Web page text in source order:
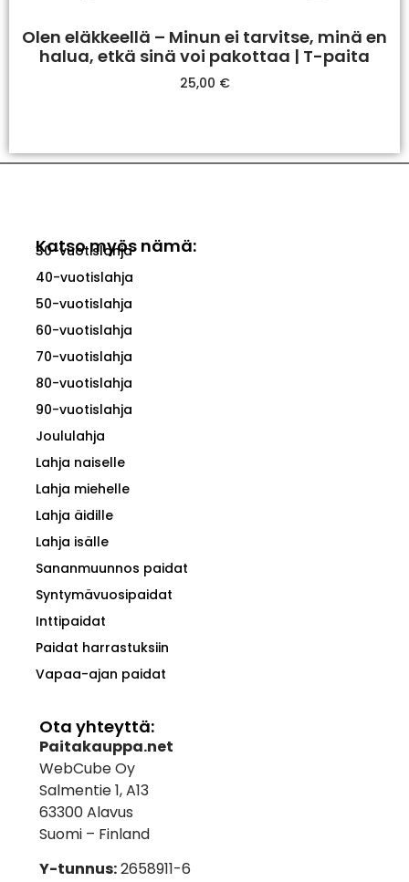
Olen eläkkeellä – Minun ei tarvitse, minä en
halua, etkä sinä voi pakottaa | T-paita
25,00 €
Katso myös nämä:
30-vuotislahja
40-vuotislahja
50-vuotislahja
60-vuotislahja
70-vuotislahja
80-vuotislahja
90-vuotislahja
Joululahja
Lahja naiselle
Lahja miehelle
Lahja äidille
Lahja isälle
Sananmuunnos paidat
Syntymävuosipaidat
Inttipaidat
Paidat harrastuksiin
Vapaa-ajan paidat
Ota yhteyttä:
Paitakauppa.net
WebCube Oy
Salmentie 1, A13
63300 Alavus
Suomi – Finland
Y-tunnus:2658911-6